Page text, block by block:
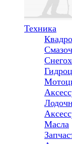
Техника
Масла